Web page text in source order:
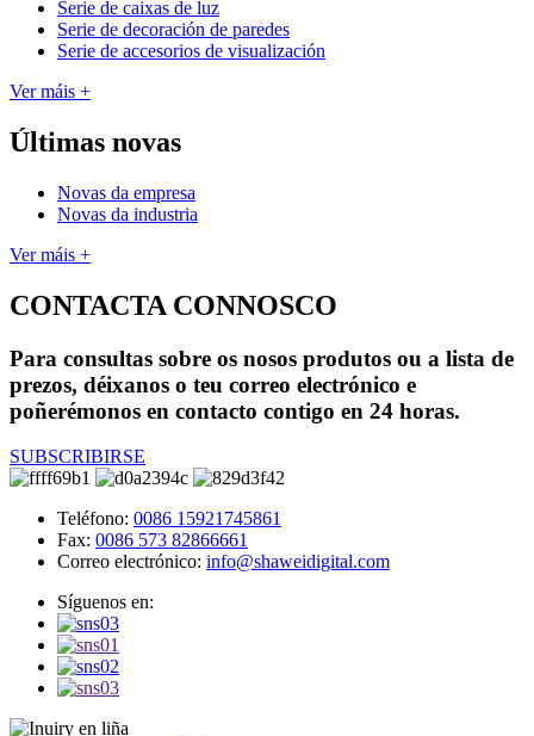
Serie de caixas de luz
Serie de decoración de paredes
Serie de accesorios de visualización
Ver máis +
Últimas novas
Novas da empresa
Novas da industria
Ver máis +
CONTACTA CONNOSCO
Para consultas sobre os nosos produtos ou a lista de
prezos, déixanos o teu correo electrónico e
poñerémonos en contacto contigo en 24 horas.
SUBSCRIBIRSE
Teléfono: 0086 15921745861
Fax: 0086 573 82866661
Correo electrónico: info@shaweidigital.com
Síguenos en: